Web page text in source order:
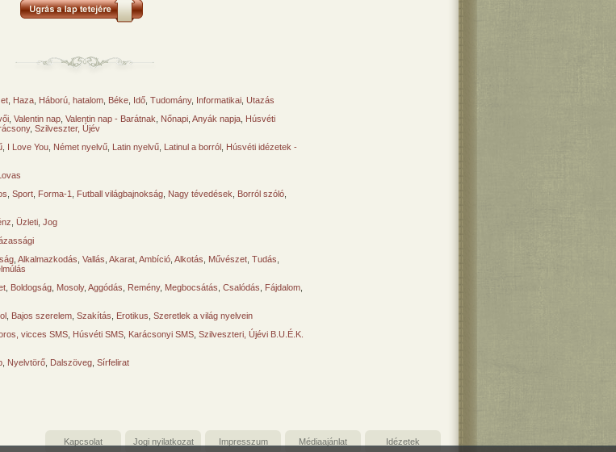
Haza Háború, hatalom Béke Idő Tudomány, Informatikai Utazás
Valentin nap Valentin nap - Barátnak Nőnapi Anyák napja Húsvéti
, Szilveszter, Újév
I Love You Német nyelvű Latin nyelvű Latinul a borról Húsvéti idézetek -
Sport Forma-1 Futball világbajnokság Nagy tévedések Borról szóló
Üzleti Jog
Alkalmazkodás Vallás Akarat Ambíció Alkotás Művészet Tudás
Boldogság Mosoly, Aggódás Remény, Megbocsátás Csalódás Fájdalom
Bajos szerelem Szakítás Erotikus Szeretlek a világ nyelvein
vicces SMS Húsvéti SMS Karácsonyi SMS Szilveszteri, Újévi B.U.É.K.
Nyelvtörő Dalszöveg Sírfelirat
Kapcsolat Jogi nyilatkozat Impresszum Médiaajánlat Idézetek